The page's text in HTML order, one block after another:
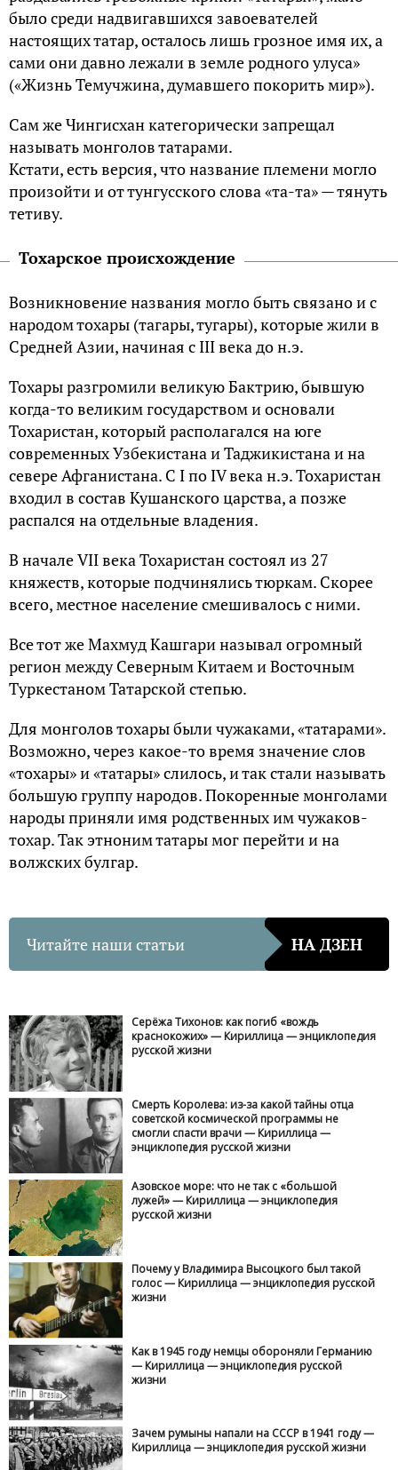
было среди надвигавшихся завоевателей
настоящих татар, осталось лишь грозное имя их, а
сами они давно лежали в земле родного улуса»
(«Жизнь Темучжина, думавшего покорить мир»).
Сам же Чингисхан категорически запрещал
называть монголов татарами.
Кстати, есть версия, что название племени могло
произойти и от тунгусского слова «та-та» — тянуть
тетиву.
Тохарское происхождение
Возникновение названия могло быть связано и с
народом тохары (тагары, тугары), которые жили в
Средней Азии, начиная с III века до н.э.
Тохары разгромили великую Бактрию, бывшую
когда-то великим государством и основали
Тохаристан, который располагался на юге
современных Узбекистана и Таджикистана и на
севере Афганистана. С I по IV века н.э. Тохаристан
входил в состав Кушанского царства, а позже
распался на отдельные владения.
В начале VII века Тохаристан состоял из 27
княжеств, которые подчинялись тюркам. Скорее
всего, местное население смешивалось с ними.
Все тот же Махмуд Кашгари называл огромный
регион между Северным Китаем и Восточным
Туркестаном Татарской степью.
Для монголов тохары были чужаками, «татарами».
Возможно, через какое-то время значение слов
«тохары» и «татары» слилось, и так стали называть
большую группу народов. Покоренные монголами
народы приняли имя родственных им чужаков-
тохар. Так этноним татары мог перейти и на
волжских булгар.
Читайте наши статьи НА ДЗЕН
Серёжа Тихонов: как погиб «вождь
краснокожих» — Кириллица — энциклопедия
русской жизни
Смерть Королева: из-за какой тайны отца
советской космической программы не
смогли спасти врачи — Кириллица —
энциклопедия русской жизни
Азовское море: что не так с «большой
лужей» — Кириллица — энциклопедия
русской жизни
Почему у Владимира Высоцкого был такой
голос — Кириллица — энциклопедия русской
жизни
Как в 1945 году немцы обороняли Германию
— Кириллица — энциклопедия русской
жизни
Зачем румыны напали на СССР в 1941 году —
Кириллица — энциклопедия русской жизни